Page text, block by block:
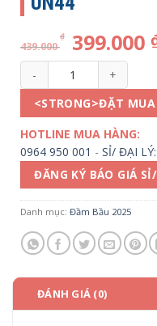
439.000
₫ 399.000
UN44 số lượng
<STRONG>ĐẶT
HOTLINE MUA HÀNG:
0964 950 001 - SỈ/ ĐẠI
ĐĂNG KÝ BÁO GIÁ
Danh mục: Đầm Bầu 2025
ĐÁNH GIÁ (0)